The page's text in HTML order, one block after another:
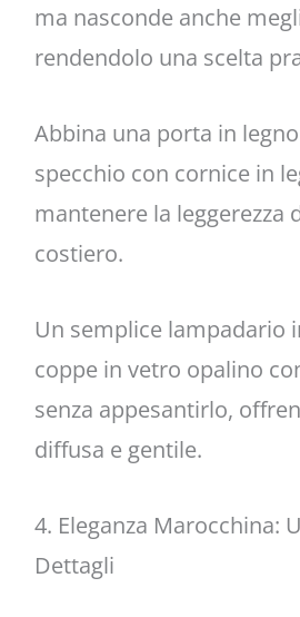
ma nasconde anche
rendendolo una scelta
Abbina una porta in
specchio con cornice in
mantenere la leggerezza
costiero.
Un semplice lampadario
coppe in vetro opalino
senza appesantirlo,
diffusa e gentile.
4. Eleganza Marocchina:
Dettagli